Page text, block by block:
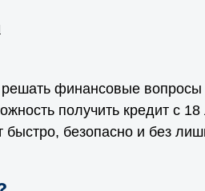
финансовые
получить кредит с
безопасно и без